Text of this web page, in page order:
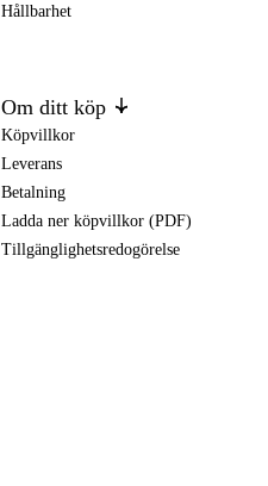
Hållbarhet
Om ditt köp
Köpvillkor
Leverans
Betalning
Ladda ner köpvillkor (PDF)
Tillgänglighetsredogörelse